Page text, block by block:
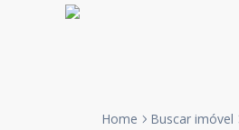
Home Buscar imóvel